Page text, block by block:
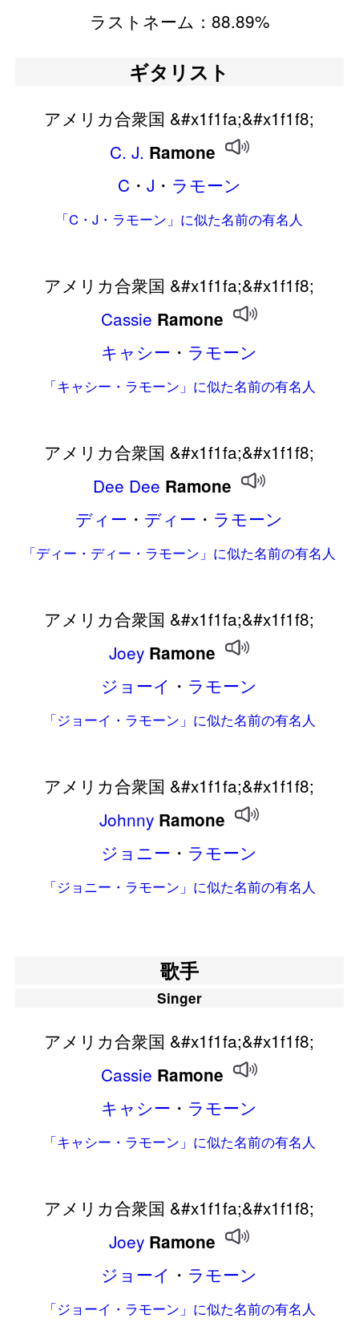
ラストネーム：88.89%
ギタリスト
アメリカ合衆国 &#x1f1fa;&#x1f1f8;
C. J. Ramone
C ・ J ・ ラモーン
「C・J・ラモーン」に似た名前の有名人
アメリカ合衆国 &#x1f1fa;&#x1f1f8;
Cassie Ramone
キャシー ・ ラモーン
「キャシー・ラモーン」に似た名前の有名人
アメリカ合衆国 &#x1f1fa;&#x1f1f8;
Dee Dee Ramone
ディー ・ ディー ・ ラモーン
「ディー・ディー・ラモーン」に似た名前の有名人
アメリカ合衆国 &#x1f1fa;&#x1f1f8;
Joey Ramone
ジョーイ ・ ラモーン
「ジョーイ・ラモーン」に似た名前の有名人
アメリカ合衆国 &#x1f1fa;&#x1f1f8;
Johnny Ramone
ジョニー ・ ラモーン
「ジョニー・ラモーン」に似た名前の有名人
歌手
Singer
アメリカ合衆国 &#x1f1fa;&#x1f1f8;
Cassie Ramone
キャシー ・ ラモーン
「キャシー・ラモーン」に似た名前の有名人
アメリカ合衆国 &#x1f1fa;&#x1f1f8;
Joey Ramone
ジョーイ ・ ラモーン
「ジョーイ・ラモーン」に似た名前の有名人